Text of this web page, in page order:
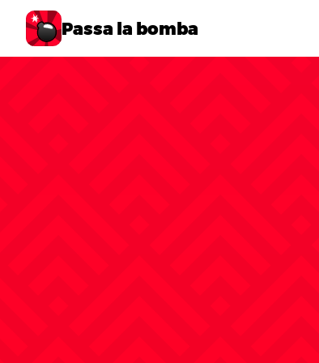
Passa la bomba